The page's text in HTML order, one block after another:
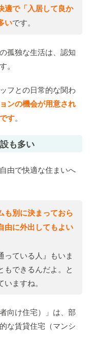
適で「入居して良か
いです。
孤独な生活は、認知
。
フとの日常的な関わ
ンの機会が用意され
す。
も多い
由で快適な住まいへ
も別に決まっておら
由に外出してもよい
っている人』もいま
もできるんだよ。と
ますね。
向け住宅）」は、部
な賃貸住宅（マンシ